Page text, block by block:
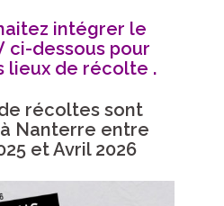
intégrer le
ci-dessous pour
lieux de récolte .
récoltes sont
Nanterre entre
et Avril 2026